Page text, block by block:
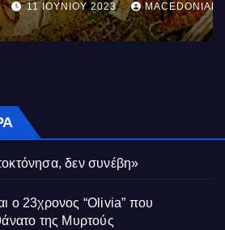
MACEDONIANET
δεν συνέβη»
ο 23χρονος “Olivia” που
της Μυρτούς